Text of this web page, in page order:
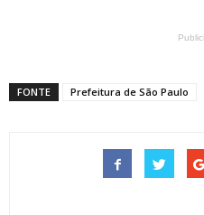
FONTE Prefeitura de São Paulo